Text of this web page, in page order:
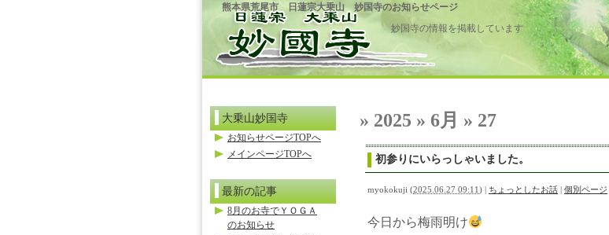
熊本県荒尾市 日蓮宗大乗山 妙国寺のお知らせページ
妙国寺の情報を掲載しています
» 2025 » 6月 » 27
初参りにいらっしゃいました。
myokokuji (2025.06.27 09:11) | ちょっとしたお話 | 個別ページ
今日から梅雨明け
大乗山妙国寺
お知らせページTOPへ
メインページTOPへ
最新の記事
8月のお寺でＹＯＧＡ
のお知らせ